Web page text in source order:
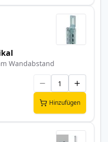
Wandabstand
Hinzufügen